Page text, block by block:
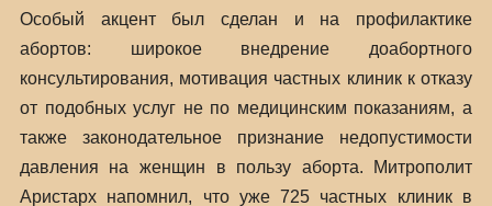
Особый акцент был сделан и на профилактике
абортов: широкое внедрение доабортного
консультирования, мотивация частных клиник к отказу
от подобных услуг не по медицинским показаниям, а
также законодательное признание недопустимости
давления на женщин в пользу аборта. Митрополит
Аристарх напомнил, что уже 725 частных клиник в